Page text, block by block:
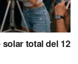
total del 12